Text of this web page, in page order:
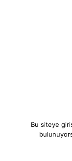
Bu siteye